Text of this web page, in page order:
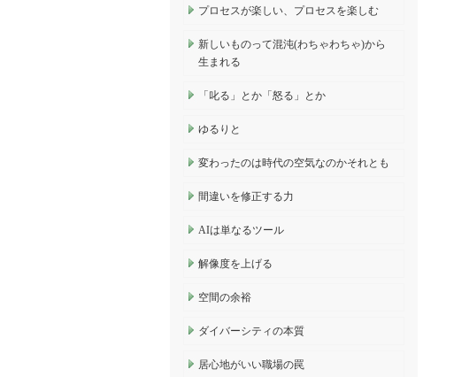
プロセスが楽しい、プロセスを楽しむ
新しいものって混沌(わちゃわちゃ)から
生まれる
「叱る」とか「怒る」とか
ゆるりと
変わったのは時代の空気なのかそれとも
間違いを修正する力
AIは単なるツール
解像度を上げる
空間の余裕
ダイバーシティの本質
居心地がいい職場の罠